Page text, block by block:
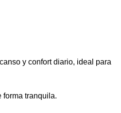
y confort diario, ideal para
forma tranquila.